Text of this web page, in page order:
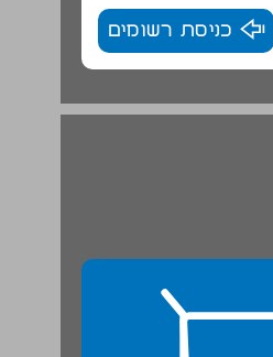
כניסת רשומים